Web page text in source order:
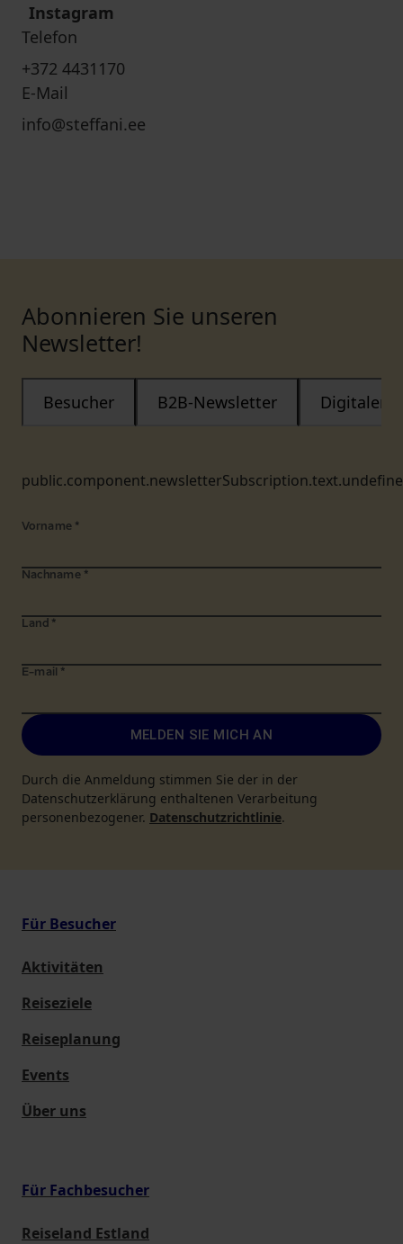
Instagram
Telefon
+372 4431170
E-Mail
info@steffani.ee
Abonnieren Sie unseren
Newsletter!
Besucher B2B-Newsletter Digitaler
Vorname *
Nachname *
Land *
E-mail *
MELDEN SIE MICH AN
Durch die Anmeldung stimmen Sie der in der
Datenschutzerklärung enthaltenen Verarbeitung
personenbezogener. Datenschutzrichtlinie.
Für Besucher
Aktivitäten
Reiseziele
Reiseplanung
Events
Über uns
Für Fachbesucher
Reiseland Estland